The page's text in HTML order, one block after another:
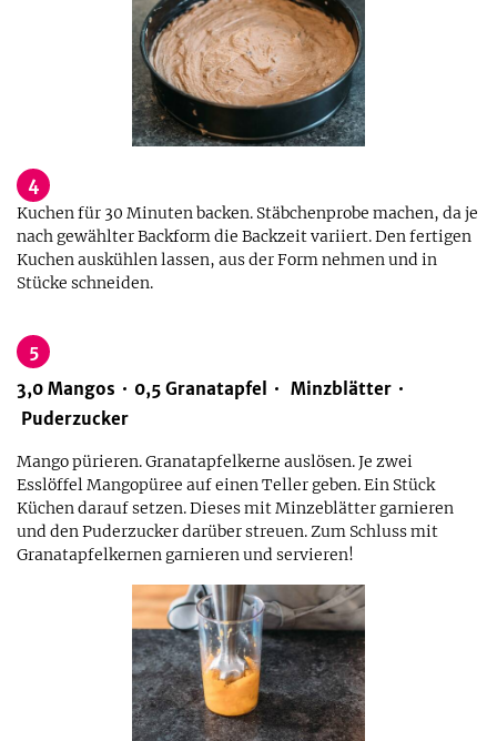
4
Kuchen für 30 Minuten backen. Stäbchenprobe machen, da je
nach gewählter Backform die Backzeit variiert. Den fertigen
Kuchen auskühlen lassen, aus der Form nehmen und in
Stücke schneiden.
5
3,0 Mangos 0,5 Granatapfel
Minzblätter
Puderzucker
Mango pürieren. Granatapfelkerne auslösen. Je zwei
Esslöffel Mangopüree auf einen Teller geben. Ein Stück
Küchen darauf setzen. Dieses mit Minzeblätter garnieren
und den Puderzucker darüber streuen. Zum Schluss mit
Granatapfelkernen garnieren und servieren!